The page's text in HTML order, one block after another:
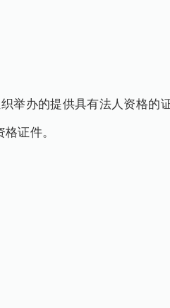
举办的提供具有法人资格的
证件。